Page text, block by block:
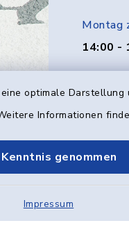
optimale
Informationen
genommen
Impressum
Montag
14:00 -
14:00 -
08:00 -